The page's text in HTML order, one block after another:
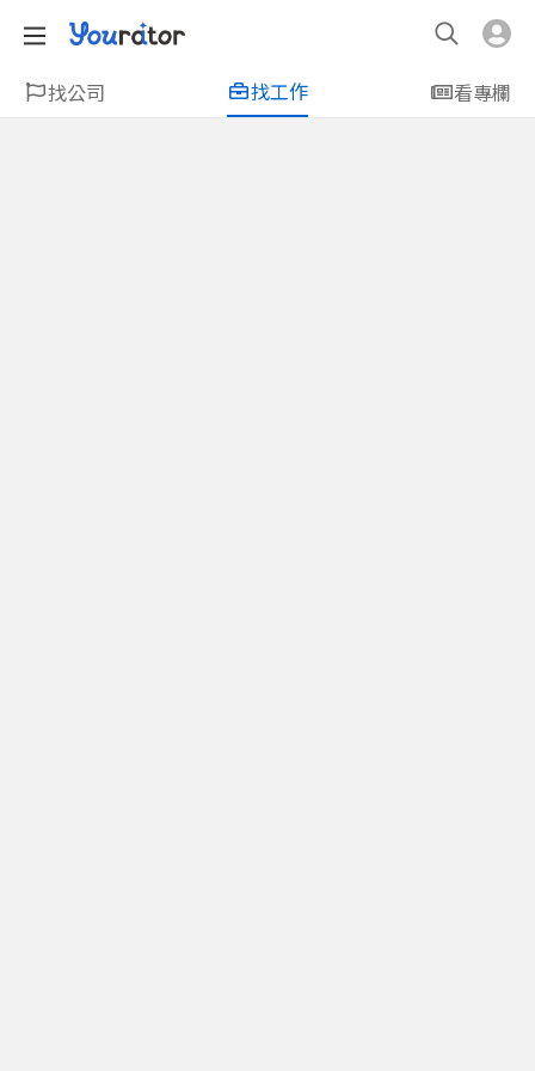
找公司 找工作 看專欄